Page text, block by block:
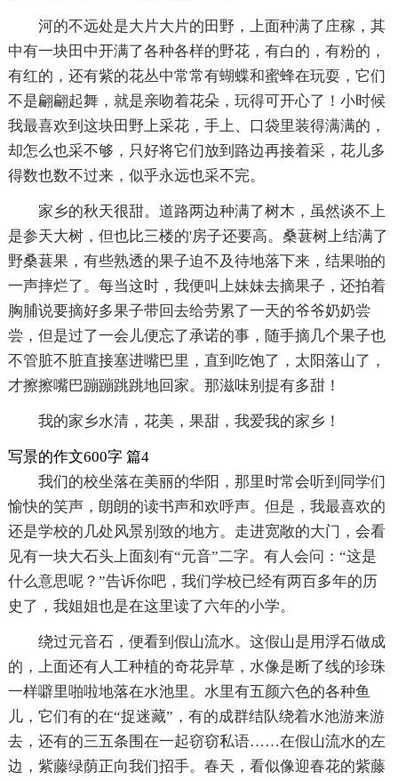
河的不远处是大片大片的田野，上面种满了庄稼，其
中有一块田中开满了各种各样的野花，有白的，有粉的，
有红的，还有紫的花丛中常常有蝴蝶和蜜蜂在玩耍，它们
不是翩翩起舞，就是亲吻着花朵，玩得可开心了！小时候
我最喜欢到这块田野上采花，手上、口袋里装得满满的，
却怎么也采不够，只好将它们放到路边再接着采，花儿多
得数也数不过来，似乎永远也采不完。
家乡的秋天很甜。道路两边种满了树木，虽然谈不上
是参天大树，但也比三楼的'房子还要高。桑葚树上结满了
野桑葚果，有些熟透的果子迫不及待地落下来，结果啪的
一声摔烂了。每当这时，我便叫上妹妹去摘果子，还拍着
胸脯说要摘好多果子带回去给劳累了一天的爷爷奶奶尝
尝，但是过了一会儿便忘了承诺的事，随手摘几个果子也
不管脏不脏直接塞进嘴巴里，直到吃饱了，太阳落山了，
才擦擦嘴巴蹦蹦跳跳地回家。那滋味别提有多甜！
我的家乡水清，花美，果甜，我爱我的家乡！
写景的作文600字 篇4
我们的校坐落在美丽的华阳，那里时常会听到同学们
愉快的笑声，朗朗的读书声和欢呼声。但是，我最喜欢的
还是学校的几处风景别致的地方。走进宽敞的大门，会看
见有一块大石头上面刻有“元音”二字。有人会问：“这是
什么意思呢？”告诉你吧，我们学校已经有两百多年的历
史了，我姐姐也是在这里读了六年的小学。
绕过元音石，便看到假山流水。这假山是用浮石做成
的，上面还有人工种植的奇花异草，水像是断了线的珍珠
一样噼里啪啦地落在水池里。水里有五颜六色的各种鱼
儿，它们有的在“捉迷藏”，有的成群结队绕着水池游来游
去，还有的三五条围在一起窃窃私语……在假山流水的左
边，紫藤绿荫正向我们招手。春天，看似像迎春花的紫藤